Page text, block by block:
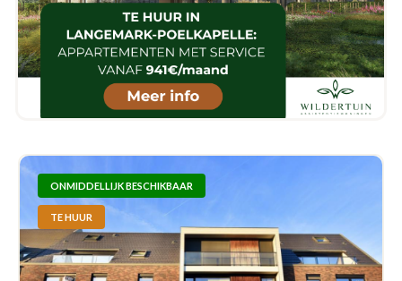
ONMIDDELLIJK BESCHIKBAAR
TE HUUR